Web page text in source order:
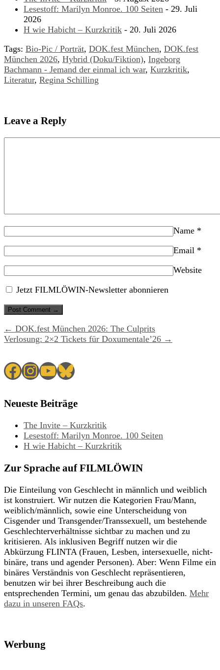
Lesestoff: Marilyn Monroe. 100 Seiten - 29. Juli
2026
H wie Habicht – Kurzkritik - 20. Juli 2026
Tags: Bio-Pic / Porträt, DOK.fest München, DOK.fest
München 2026, Hybrid (Doku/Fiktion), Ingeborg
Bachmann - Jemand der einmal ich war, Kurzkritik,
Literatur, Regina Schilling
Leave a Reply
Name *
Email *
Website
Jetzt FILMLÖWIN-Newsletter abonnieren
← DOK.fest München 2026: The Culprits
Verlosung: 2×2 Tickets für Doxumentale’26 →
Facebook
Instagram
YouTube
Bluesky
Neueste Beiträge
The Invite – Kurzkritik
Lesestoff: Marilyn Monroe. 100 Seiten
H wie Habicht – Kurzkritik
Zur Sprache auf FILMLÖWIN
Die Einteilung von Geschlecht in männlich und weiblich
ist konstruiert. Wir nutzen die Kategorien Frau/Mann,
weiblich/männlich, sowie eine Unterscheidung von
Cisgender und Transgender/Transsexuell, um bestehende
Geschlechterverhältnisse sichtbar zu machen und zu
kritisieren. Als inklusiven Begriff nutzen wir die
Abkürzung FLINTA (Frauen, Lesben, intersexuelle, nicht-
binäre, trans und agender Personen). Aber: Wenn Filme ein
binäres Verständnis von Geschlecht repräsentieren,
benutzen wir bei ihrer Beschreibung auch die
entsprechenden Termini, um genau das abzubilden. Mehr
dazu in unseren FAQs.
Werbung